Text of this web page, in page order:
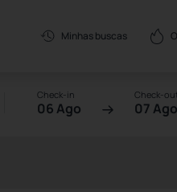
Minhas buscas
Check-in
06 Ago
Check-
07 Ago